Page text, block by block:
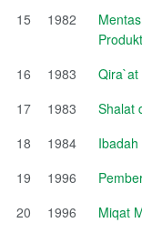
15
1982
16
1983
Qira`at
17
1983
Shalat
18
1984
19
1996
20
1996
Miqat